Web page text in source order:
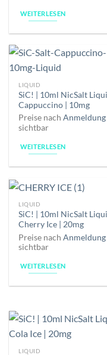
WEITERLESEN
LIQUID
SiC! | 10ml NicSalt
Cappuccino | 10mg
Preise nachAnmeldung
sichtbar
WEITERLESEN
LIQUID
SiC! | 10ml NicSalt
Cherry Ice | 20mg
Preise nachAnmeldung
sichtbar
WEITERLESEN
LIQUID